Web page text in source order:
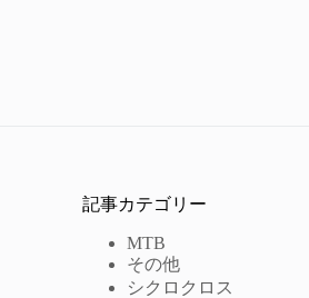
記事カテゴリー
MTB
その他
シクロクロス